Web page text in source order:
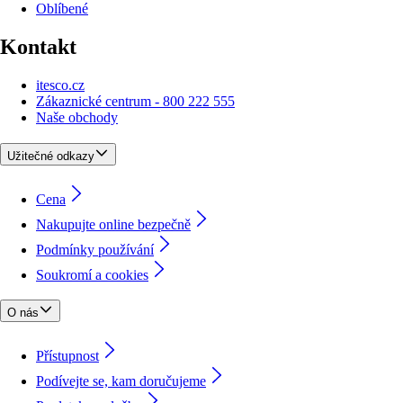
Oblíbené
Kontakt
itesco.cz
Zákaznické centrum - 800 222 555
Naše obchody
Užitečné odkazy
Cena
Nakupujte online bezpečně
Podmínky používání
Soukromí a cookies
O nás
Přístupnost
Podívejte se, kam doručujeme